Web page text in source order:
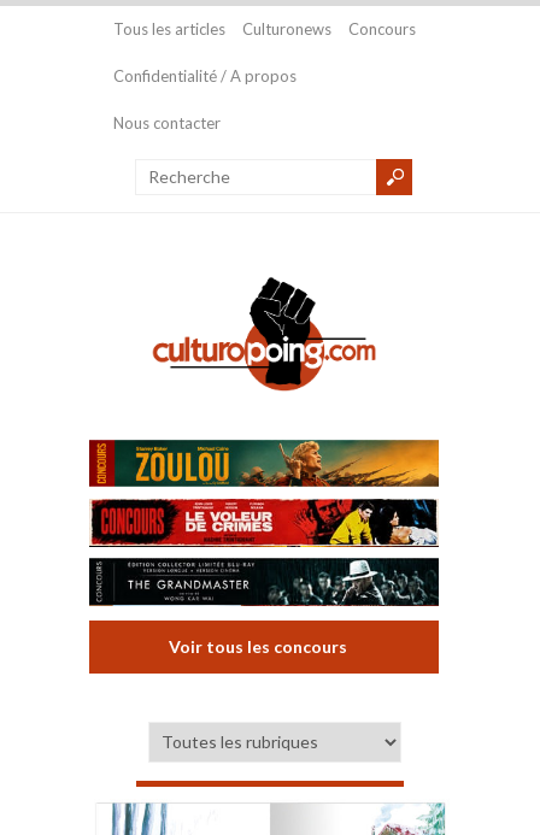
Tous les articles Culturonews Concours
Confidentialité / A propos
Nous contacter
Voir tous les concours